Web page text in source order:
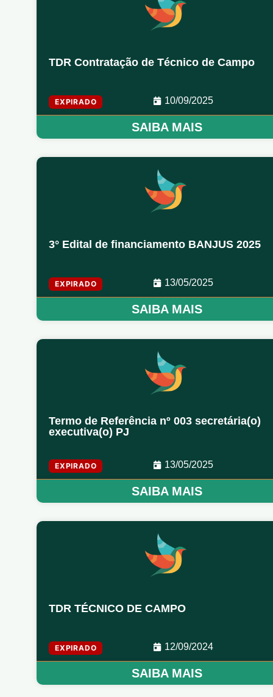
TDR Contratação de Técnico de Campo
EXPIRADO 10/09/2025
SAIBA MAIS
3° Edital de financiamento BANJUS 2025
EXPIRADO 13/05/2025
SAIBA MAIS
Termo de Referência nº 003 secretária(o)
executiva(o) PJ
EXPIRADO 13/05/2025
SAIBA MAIS
TDR TÉCNICO DE CAMPO
EXPIRADO 12/09/2024
SAIBA MAIS